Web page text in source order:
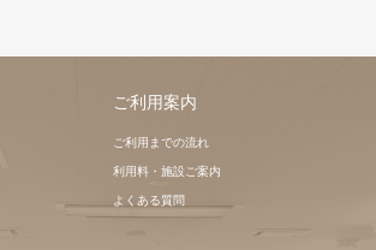
ご利用案内
ご利用までの流れ
利用料・施設ご案内
よくある質問